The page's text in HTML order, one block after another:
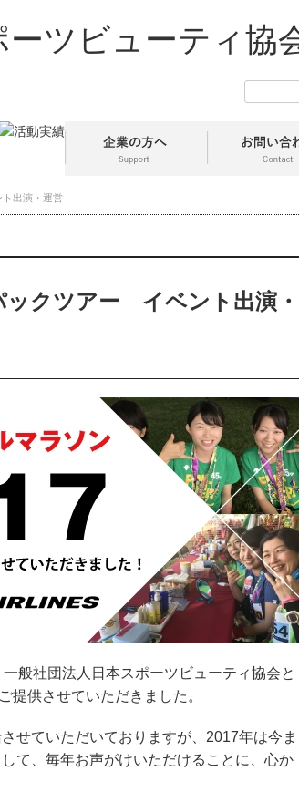
出演・運営
クツアー イベント出演・
般社団法人日本スポーツビューティ協会と
提供させていただきました。
せていただいておりますが、2017年は今ま
て、毎年お声がけいただけることに、心か